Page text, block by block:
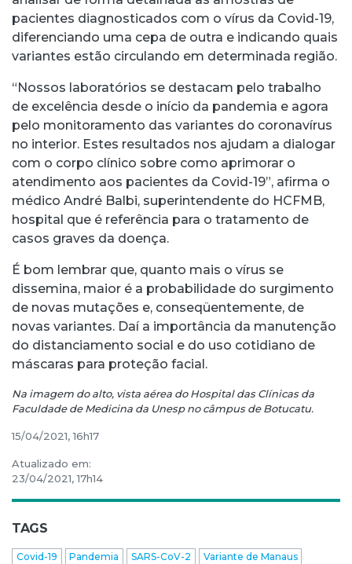
pacientes diagnosticados com o vírus da Covid-19,
diferenciando uma cepa de outra e indicando quais
variantes estão circulando em determinada região.
“Nossos laboratórios se destacam pelo trabalho
de excelência desde o início da pandemia e agora
pelo monitoramento das variantes do coronavírus
no interior. Estes resultados nos ajudam a dialogar
com o corpo clínico sobre como aprimorar o
atendimento aos pacientes da Covid-19”, afirma o
médico André Balbi, superintendente do HCFMB,
hospital que é referência para o tratamento de
casos graves da doença.
É bom lembrar que, quanto mais o vírus se
dissemina, maior é a probabilidade do surgimento
de novas mutações e, conseqüentemente, de
novas variantes. Daí a importância da manutenção
do distanciamento social e do uso cotidiano de
máscaras para proteção facial.
Na imagem do alto, vista aérea do Hospital das Clínicas da
Faculdade de Medicina da Unesp no câmpus de Botucatu.
15/04/2021, 16h17
Atualizado em:
23/04/2021, 17h14
TAGS
Covid-19 Pandemia SARS-CoV-2
Variante de Manaus